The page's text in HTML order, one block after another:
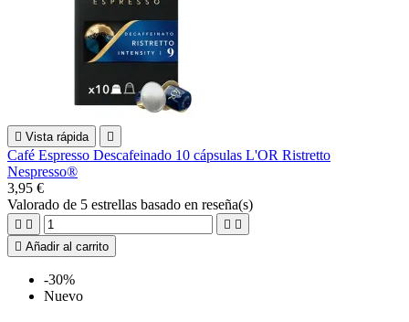
 Vista rápida 
Café Espresso Descafeinado 10 cápsulas L'OR Ristretto
Nespresso®
3,95 €
Valorado de 5 estrellas basado en reseña(s)
   
 Añadir al carrito
-30%
Nuevo